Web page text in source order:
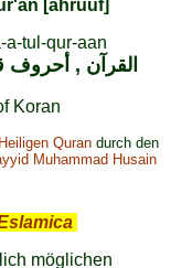
[ahruuf]
a-tul-qur-aan
القرآن , أحروف
Koran
Heiligen Quran durch den
Muhammad Husain
möglichen